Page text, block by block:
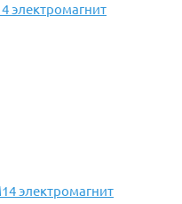
электромагнит
электромагнит